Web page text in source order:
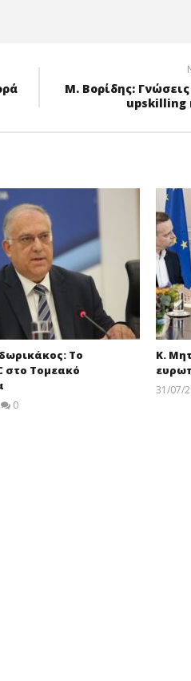
Μ. Βορίδης:
upskilling
Το
στο Τομεακό
0
Κ.
31/07/